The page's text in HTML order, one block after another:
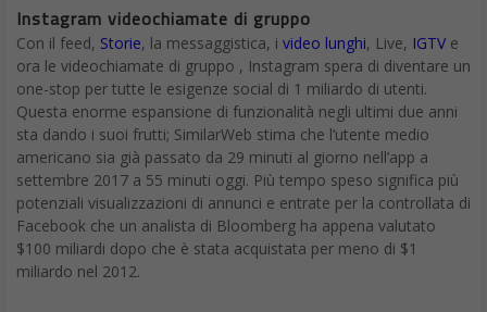
Instagram videochiamate di gruppo
Con il feed, Storie, la messaggistica, i video lunghi, Live, IGTV e
ora le videochiamate di gruppo , Instagram spera di diventare un
one-stop per tutte le esigenze social di 1 miliardo di utenti.
Questa enorme espansione di funzionalità negli ultimi due anni
sta dando i suoi frutti; SimilarWeb stima che l’utente medio
americano sia già passato da 29 minuti al giorno nell’app a
settembre 2017 a 55 minuti oggi. Più tempo speso significa più
potenziali visualizzazioni di annunci e entrate per la controllata di
Facebook che un analista di Bloomberg ha appena valutato
$100 miliardi dopo che è stata acquistata per meno di $1
miliardo nel 2012.